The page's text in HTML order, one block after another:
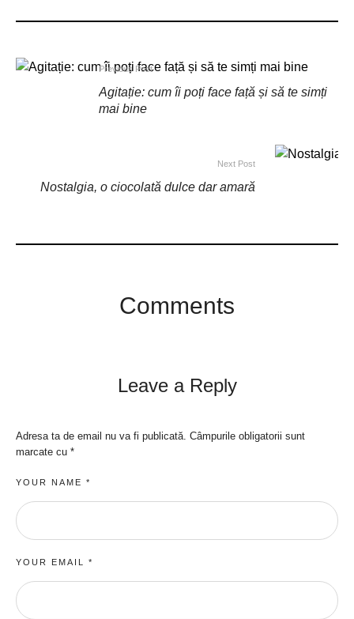
Previous Post
Agitație: cum îi poți face față și să te simți
mai bine
Next Post
Nostalgia, o ciocolată dulce dar amară
Comments
Leave a Reply
Adresa ta de email nu va fi publicată. Câmpurile obligatorii sunt
marcate cu *
YOUR NAME *
YOUR EMAIL *